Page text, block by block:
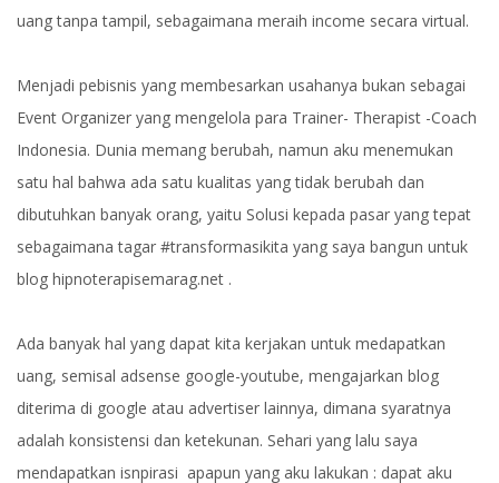
uang tanpa tampil, sebagaimana meraih income secara virtual.
Menjadi pebisnis yang membesarkan usahanya bukan sebagai
Event Organizer yang mengelola para Trainer- Therapist -Coach
Indonesia. Dunia memang berubah, namun aku menemukan
satu hal bahwa ada satu kualitas yang tidak berubah dan
dibutuhkan banyak orang, yaitu Solusi kepada pasar yang tepat
sebagaimana tagar #transformasikita yang saya bangun untuk
blog hipnoterapisemarag.net .
Ada banyak hal yang dapat kita kerjakan untuk medapatkan
uang, semisal adsense google-youtube, mengajarkan blog
diterima di google atau advertiser lainnya, dimana syaratnya
adalah konsistensi dan ketekunan. Sehari yang lalu saya
mendapatkan isnpirasi apapun yang aku lakukan : dapat aku